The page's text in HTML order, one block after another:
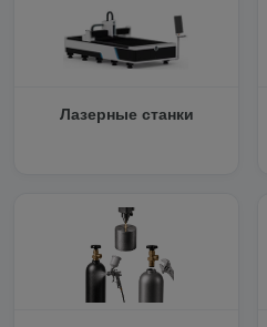
Лазерные станки